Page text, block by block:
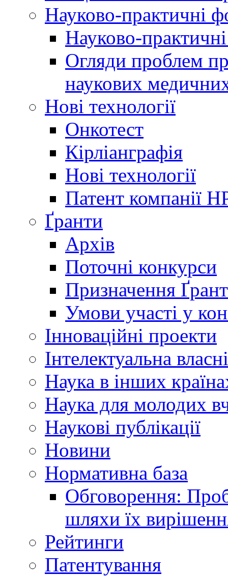
Науково-практичні
Науково-
Огляди проблем
наукових
Нові технології
Онкотест
Кірліанграфія
Нові технології
Патент компанії
Ґранти
Архів
Поточні конкурси
Призначення
Умови участі у
Інноваційні проекти
Інтелектуальна
Наука в інших
Наука для молодих
Наукові публікації
Новини
Нормативна база
Обговорення:
шляхи їх
Рейтинги
Патентування